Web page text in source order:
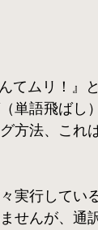
てムリ！
単語飛ばし
方法、これ
実行してい
せんが、通